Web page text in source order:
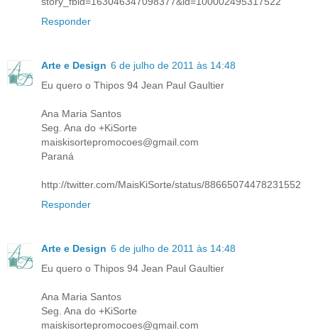
Responder
Arte e Design 6 de julho de 2011 às 14:48
Eu quero o Thipos 94 Jean Paul Gaultier
Ana Maria Santos
Seg. Ana do +KiSorte
maiskisortepromocoes@gmail.com
Paraná
http://twitter.com/MaisKiSorte/status/88665074478231552
Responder
Arte e Design 6 de julho de 2011 às 14:48
Eu quero o Thipos 94 Jean Paul Gaultier
Ana Maria Santos
Seg. Ana do +KiSorte
maiskisortepromocoes@gmail.com